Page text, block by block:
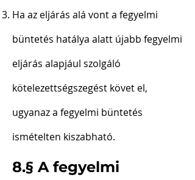
Ha az eljárás alá vont a fegyelmi
büntetés hatálya alatt újabb fegyelmi
eljárás alapjául szolgáló
kötelezettségszegést követ el,
ugyanaz a fegyelmi büntetés
ismételten kiszabható.
8.§ A fegyelmi